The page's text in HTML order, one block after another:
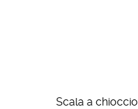
Scala a